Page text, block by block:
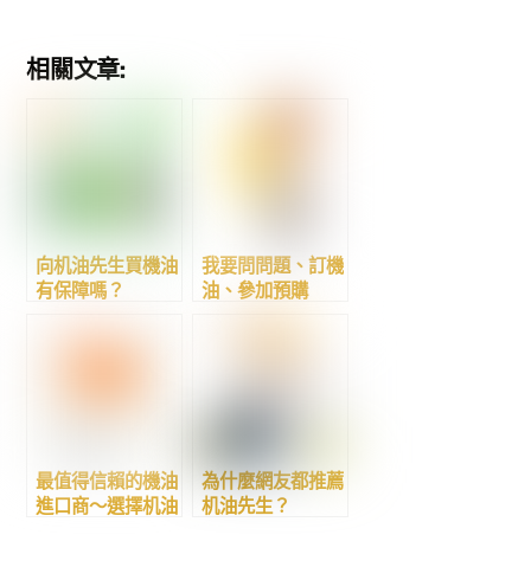
相關文章:
向机油先生買機油
有保障嗎？
我要問問題、訂機
油、參加預購
最值得信賴的機油
進口商～選擇机油
為什麼網友都推薦
机油先生？